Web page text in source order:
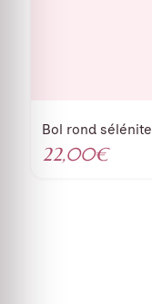
Bol rond sélénite
22,00€